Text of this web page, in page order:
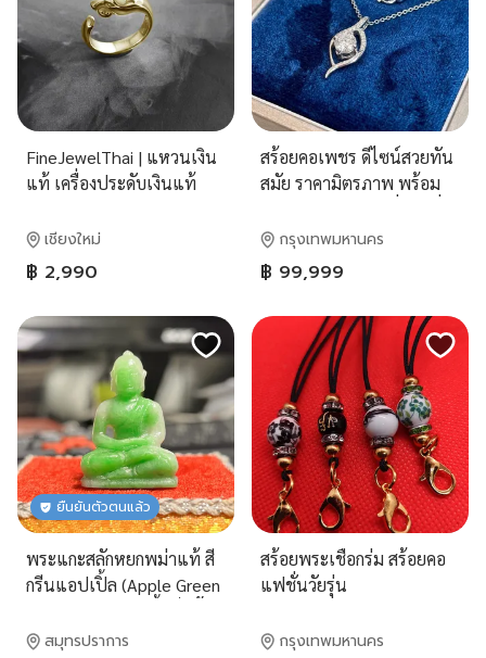
FineJewelThai | แหวนเงิน
แท้ เครื่องประดับเงินแท้
เชียงใหม่
฿ 2,990
สร้อยคอเพชร ดีไซน์สวยทัน
สมัย ราคามิตรภาพ พร้อม
Diamond Lab Rama2(095-
8894732)
กรุงเทพมหานคร
฿ 99,999
ยืนยันตัวตนแล้ว
พระแกะสลักหยกพม่าแท้ สี
กรีนแอปเปิ้ล (Apple Green
สดใสสวยงาม
สมุทรปราการ
สร้อยพระเชือกร่ม สร้อยคอ
แฟชั่นวัยรุ่น
กรุงเทพมหานคร